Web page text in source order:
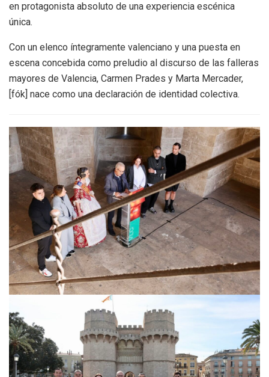
en protagonista absoluto de una experiencia escénica
única.
Con un elenco íntegramente valenciano y una puesta en
escena concebida como preludio al discurso de las falleras
mayores de Valencia, Carmen Prades y Marta Mercader,
[fók] nace como una declaración de identidad colectiva.